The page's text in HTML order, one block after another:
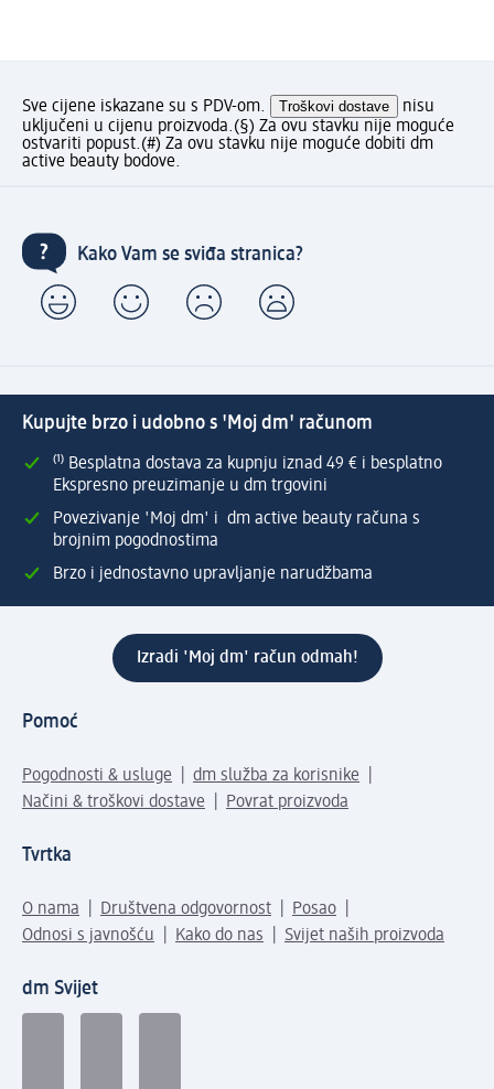
Sve cijene iskazane su s PDV-om. Troškovi dostave
nisu
uključeni u cijenu proizvoda.(§) Za ovu stavku nije moguće
ostvariti popust.(#) Za ovu stavku nije moguće dobiti dm
active beauty bodove.
Kako Vam se sviđa stranica?
Kupujte brzo i udobno s 'Moj dm' računom
⁽¹⁾ Besplatna dostava za kupnju iznad 49 € i besplatno
Ekspresno preuzimanje u dm trgovini
Povezivanje 'Moj dm' i dm active beauty računa s
brojnim pogodnostima
Brzo i jednostavno upravljanje narudžbama
Izradi 'Moj dm' račun odmah!
Pomoć
Pogodnosti & usluge
dm služba za korisnike
Načini & troškovi dostave
Povrat proizvoda
Tvrtka
O nama Društvena odgovornost
Posao
Odnosi s javnošću
Kako do nas Svijet naših proizvoda
dm Svijet